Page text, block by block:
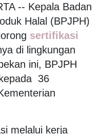
-- Kepala Badan
Halal (BPJPH)
sertifikasi
di lingkungan
ini, BPJPH
36
melalui kerja